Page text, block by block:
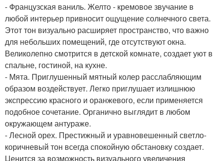
- Французская ваниль. Желто - кремовое звучание в
любой интерьер привносит ощущение солнечного света.
Этот тон визуально расширяет пространство, что важно
для небольших помещений, где отсутствуют окна.
Великолепно смотрится в детской комнате, создает уют в
спальне, гостиной, на кухне.
- Мята. Приглушенный мятный колер расслабляющим
образом воздействует. Легко приглушает излишнюю
экспрессию красного и оранжевого, если применяется
подобное сочетание. Органично выглядит в любом
окружающем антураже.
- Лесной орех. Престижный и уравновешенный светло-
коричневый тон всегда спокойную обстановку создает.
Ценится за возможность визуального увеличения